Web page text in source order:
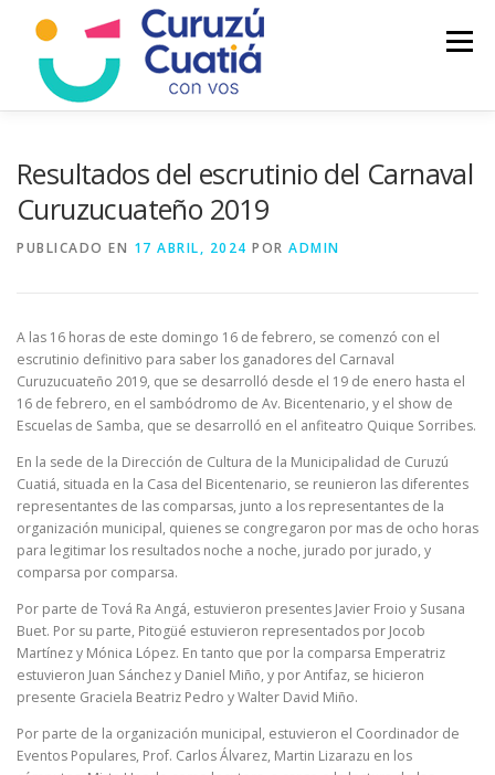
contenido
Menú
Resultados del escrutinio del Carnaval
Curuzucuateño 2019
PUBLICADO EN 17 ABRIL, 2024 POR ADMIN
A las 16 horas de este domingo 16 de febrero, se comenzó con el
escrutinio definitivo para saber los ganadores del Carnaval
Curuzucuateño 2019, que se desarrolló desde el 19 de enero hasta el
16 de febrero, en el sambódromo de Av. Bicentenario, y el show de
Escuelas de Samba, que se desarrolló en el anfiteatro Quique Sorribes.
En la sede de la Dirección de Cultura de la Municipalidad de Curuzú
Cuatiá, situada en la Casa del Bicentenario, se reunieron las diferentes
representantes de las comparsas, junto a los representantes de la
organización municipal, quienes se congregaron por mas de ocho horas
para legitimar los resultados noche a noche, jurado por jurado, y
comparsa por comparsa.
Por parte de Tová Ra Angá, estuvieron presentes Javier Froio y Susana
Buet. Por su parte, Pitogüé estuvieron representados por Jocob
Martínez y Mónica López. En tanto que por la comparsa Emperatriz
estuvieron Juan Sánchez y Daniel Miño, y por Antifaz, se hicieron
presente Graciela Beatriz Pedro y Walter David Miño.
Por parte de la organización municipal, estuvieron el Coordinador de
Eventos Populares, Prof. Carlos Álvarez, Martin Lizarazu en los